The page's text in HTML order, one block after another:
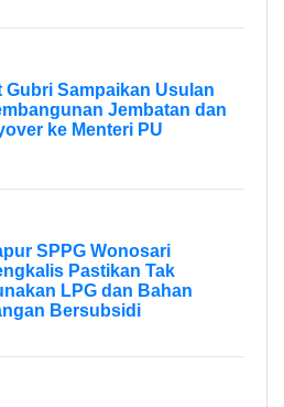
Gubri Sampaikan Usulan
Jembatan dan
ke Menteri PU
SPPG Wonosari
Pastikan Tak
LPG dan Bahan
Bersubsidi